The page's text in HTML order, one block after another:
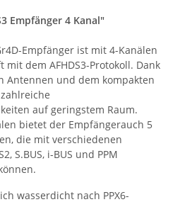
Empfänger 4 Kanal"
Empfänger ist mit 4-Kanälen
dem AFHDS3-Protokoll. Dank
Antennen und dem kompakten
auf geringstem Raum.
bietet der Empfängerauch 5
die mit verschiedenen
S.BUS, i-BUS und PPM
wasserdicht nach PPX6-